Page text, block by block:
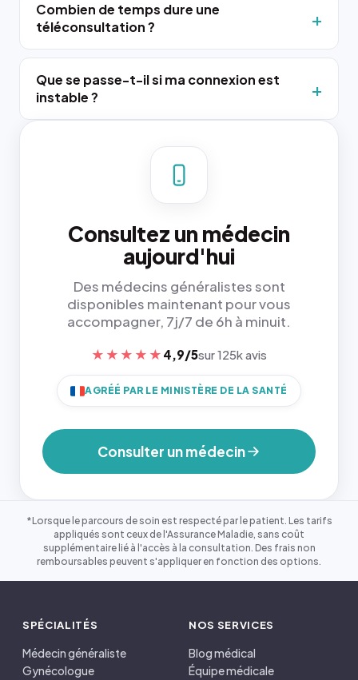
Combien de temps dure une
téléconsultation ?
Que se passe-t-il si ma connexion est
instable ?
Consultez un médecin
aujourd'hui
Des médecins généralistes sont
disponibles maintenant pour vous
accompagner, 7j/7 de 6h à minuit.
★★★★★ 4,9/5sur 125k avis
AGRÉÉ PAR LE MINISTÈRE DE LA SANTÉ
Consulter un médecin
*Lorsque le parcours de soin est respecté par le patient. Les tarifs
appliqués sont ceux de l'Assurance Maladie, sans coût
supplémentaire lié à l'accès à la consultation. Des frais non
remboursables peuvent s'appliquer en fonction des options.
SPÉCIALITÉS
Médecin généraliste
Gynécologue
NOS SERVICES
Blog médical
Équipe médicale